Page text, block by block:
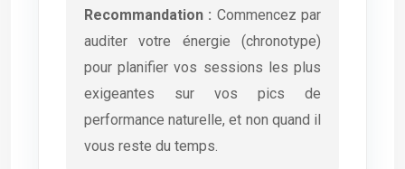
Recommandation : Commencez par
auditer votre énergie (chronotype)
pour planifier vos sessions les plus
exigeantes sur vos pics de
performance naturelle, et non quand il
vous reste du temps.